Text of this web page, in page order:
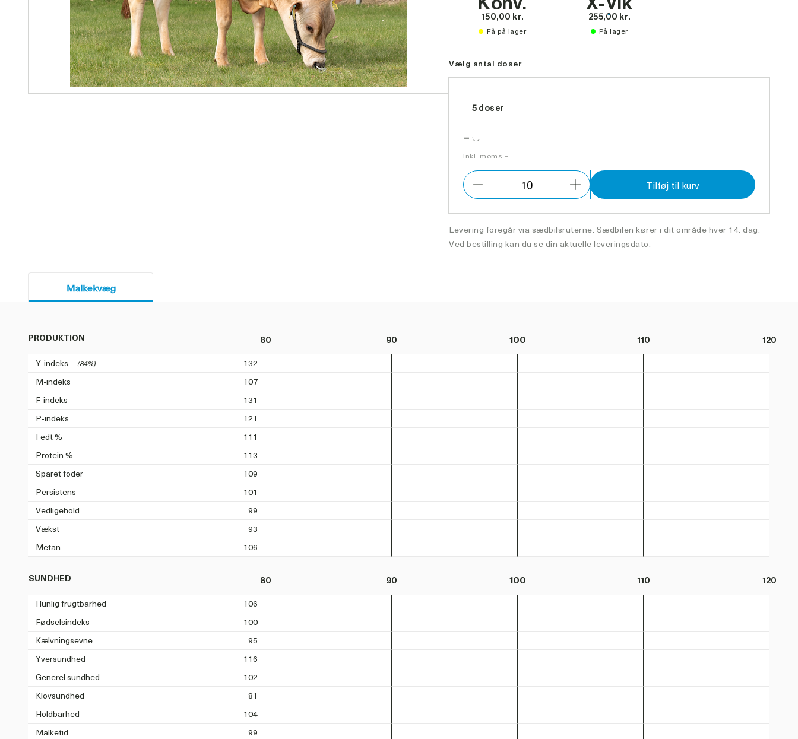
150,00 kr.
Få på lager
255,00 kr.
På lager
Vælg antal doser
5 doser
-
Inkl. moms –
10
Forøg
Tilføj til kurv
Levering foregår via sædbilsruterne. Sædbilen kører i dit område hver 14. dag.
Ved bestilling kan du se din aktuelle leveringsdato.
Malkekvæg
PRODUKTION 80 90 100 110 120
Y-indeks (84%)
132
M-indeks
107
F-indeks
131
P-indeks
121
Fedt %
111
Protein %
113
Sparet foder
109
Persistens
101
Vedligehold
99
Vækst
93
Metan
106
SUNDHED 80 90 100 110 120
Hunlig frugtbarhed
106
Fødselsindeks
100
Kælvningsevne
95
Yversundhed
116
Generel sundhed
102
Klovsundhed
81
Holdbarhed
104
Malketid
99